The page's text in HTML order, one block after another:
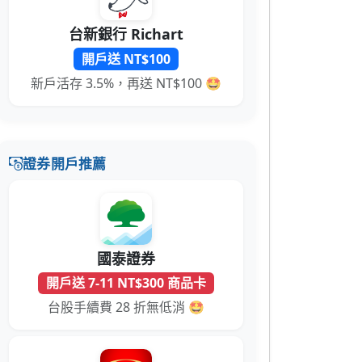
台新銀行 Richart
開戶送 NT$100
新戶活存 3.5%，再送 NT$100 🤩
證券開戶推薦
國泰證券
開戶送 7-11 NT$300 商品卡
台股手續費 28 折無低消 🤩